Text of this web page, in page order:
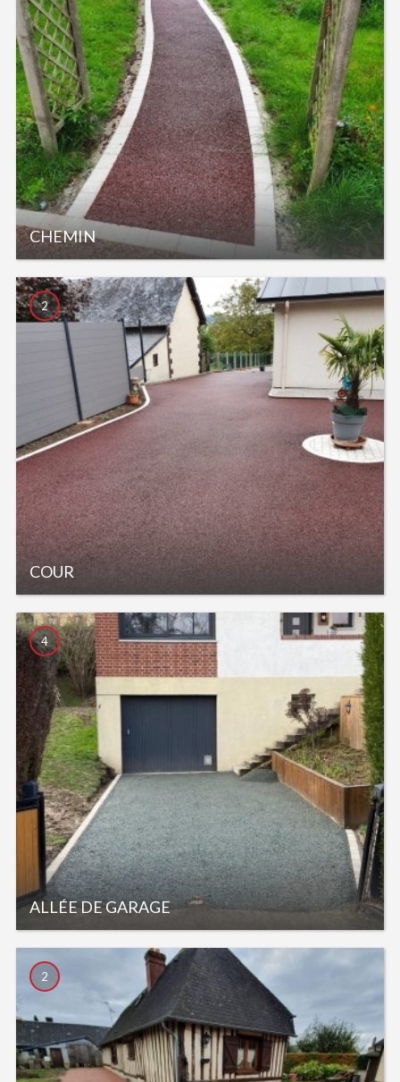
CHEMIN
COUR
2
ALLÉE DE GARAGE
4
2